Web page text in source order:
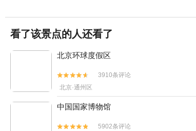
看了该景点的人还看了
北京环球度假区


3910条评论
北京·通州区
中国国家博物馆


5902条评论